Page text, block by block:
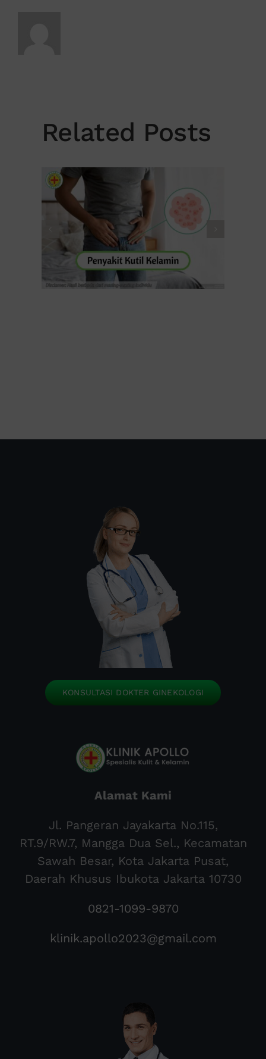
Related Posts
KONSULTASI DOKTER GINEKOLOGI
Alamat Kami
Jl. Pangeran Jayakarta No.115,
RT.9/RW.7, Mangga Dua Sel., Kecamatan
Sawah Besar, Kota Jakarta Pusat,
Daerah Khusus Ibukota Jakarta 10730
0821-1099-9870
klinik.apollo2023@gmail.com